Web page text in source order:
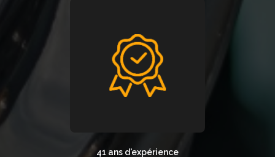
41 ans d'expérience